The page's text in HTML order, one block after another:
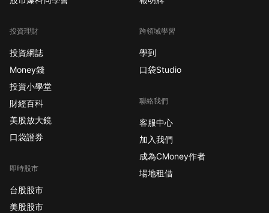
投資理財
投資網誌
Money錢
投資小學堂
財經百科
美股放大鏡
口袋證券
即時股市
台股股市
美股股市
跨領域學習
學到
口袋Studio
聯絡我們
客服中心
加入我們
成為CMoney作者
場地租借